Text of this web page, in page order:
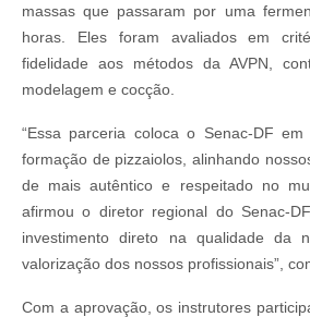
massas que passaram por uma
horas. Eles foram avaliados em
fidelidade aos métodos da AVPN,
modelagem e cocção.
“Essa parceria coloca o Senac-DF
formação de pizzaiolos, alinhando
de mais autêntico e respeitado no
afirmou o diretor regional do Senac-
investimento direto na qualidade da
valorização dos nossos profissionais”,
Com a aprovação, os instrutores